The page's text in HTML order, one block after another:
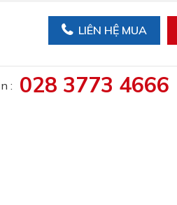
LIÊN HỆ MUA
: 028 3773 4666